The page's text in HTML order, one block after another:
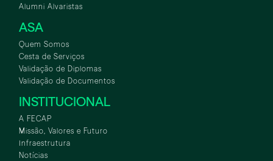
Alumni Alvaristas
ASA
Quem Somos
Cesta de Serviços
Validação de Diplomas
Validação de Documentos
INSTITUCIONAL
A FECAP
Missão, Valores e Futuro
Infraestrutura
Notícias